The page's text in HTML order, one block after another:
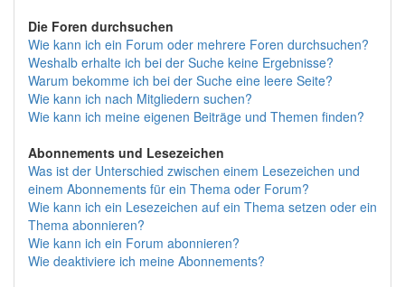
Die Foren durchsuchen
Wie kann ich ein Forum oder mehrere Foren durchsuchen?
Weshalb erhalte ich bei der Suche keine Ergebnisse?
Warum bekomme ich bei der Suche eine leere Seite?
Wie kann ich nach Mitgliedern suchen?
Wie kann ich meine eigenen Beiträge und Themen finden?
Abonnements und Lesezeichen
Was ist der Unterschied zwischen einem Lesezeichen und
einem Abonnements für ein Thema oder Forum?
Wie kann ich ein Lesezeichen auf ein Thema setzen oder ein
Thema abonnieren?
Wie kann ich ein Forum abonnieren?
Wie deaktiviere ich meine Abonnements?